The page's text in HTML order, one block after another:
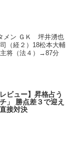
メン ＧＫ 坪井湧也
（経２）18松本大輔
主将（法４）→87分
ビュー】昇格占う
」 勝点差３で迎え
接対決